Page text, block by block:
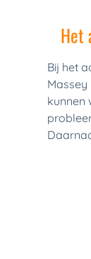
Het
Bij het
kunnen